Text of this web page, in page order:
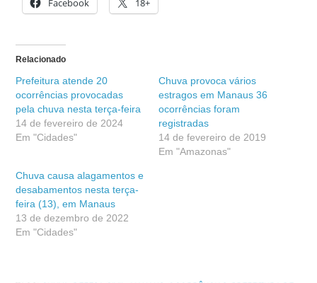
Facebook 18+
Relacionado
Prefeitura atende 20
ocorrências provocadas
pela chuva nesta terça-feira
14 de fevereiro de 2024
Em "Cidades"
Chuva provoca vários
estragos em Manaus 36
ocorrências foram
registradas
14 de fevereiro de 2019
Em "Amazonas"
Chuva causa alagamentos e
desabamentos nesta terça-
feira (13), em Manaus
13 de dezembro de 2022
Em "Cidades"